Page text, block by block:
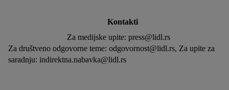
Kontakti
Za medijske upite: press@lidl.rs
Za društveno odgovorne teme: odgovornost@lidl.rs, Za upite za
saradnju: indirektna.nabavka@lidl.rs